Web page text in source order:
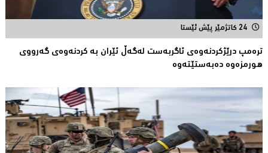
24 کاتژمێر پێش ئێستا
ترەمپ درێژكردنەوەی ئاگربەست لەگەڵ ئێران بە كردنەوەی گەرووی
هورمزەوە دەبەستێتەوە